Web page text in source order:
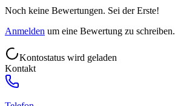
Noch keine Bewertungen. Sei der Erste!
Anmelden um eine Bewertung zu schreiben.
Kontostatus wird geladen
Kontakt